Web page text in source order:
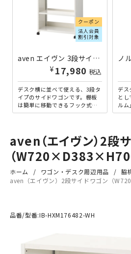
クーポン
法人会員
割引対象
aven エイヴン 3段サイドワゴン W720×D383×H1005 ホワイト
¥ 17,980 税込
デスク横に並べて使える、3段タ
イプのサイドワゴンです。棚板
は簡単に移動できるフック式
で、30段階29mmピッチで高さ
デス
と
ルム
にピ
aven（エイヴン）2段
（
ホーム ワゴン・デスク周辺用品
脇
aven（エイヴン）2段サイドワゴン（
品番/型番:IB-HXM176482-WH